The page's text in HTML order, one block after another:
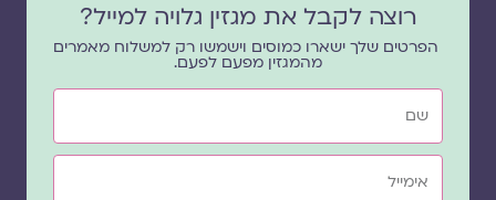
רוצה לקבל את מגזין גלויה למייל?
הפרטים שלך ישארו כמוסים וישמשו רק למשלוח מאמרים
מהמגזין מפעם לפעם.
שם
אימייל